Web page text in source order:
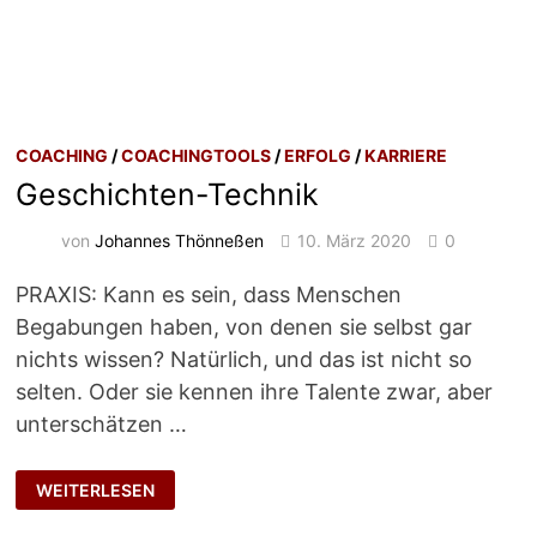
COACHING /COACHINGTOOLS /ERFOLG /KARRIERE
Geschichten-Technik
vonJohannes Thönneßen 10. März 2020 0
PRAXIS: Kann es sein, dass Menschen
Begabungen haben, von denen sie selbst gar
nichts wissen? Natürlich, und das ist nicht so
selten. Oder sie kennen ihre Talente zwar, aber
unterschätzen …
GESCHICHTEN-
TECHNIK
WEITERLESEN